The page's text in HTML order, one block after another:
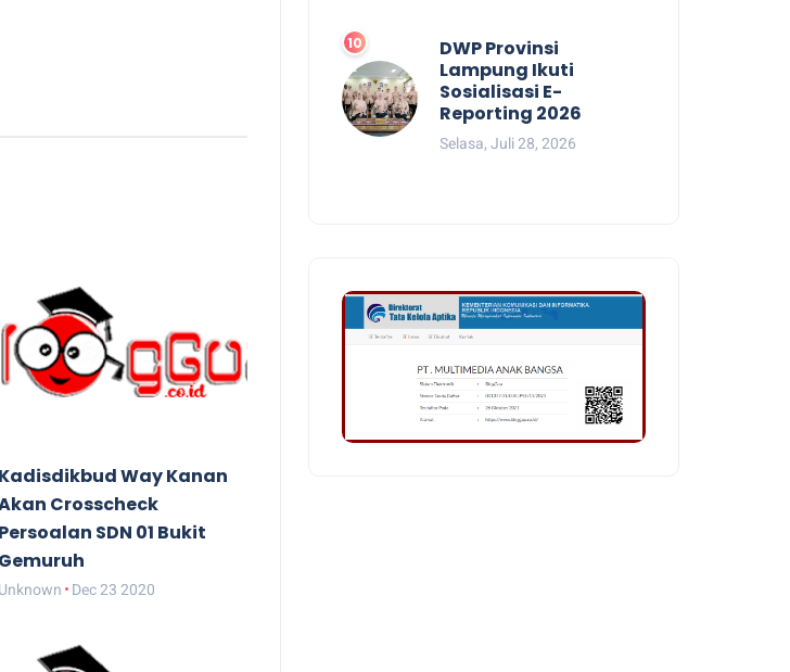
Kadisdikbud Way Kanan
Crosscheck
Persoalan SDN 01 Bukit
Gemuruh
Unknown Dec 23 2020
DWP Provinsi
Lampung Ikuti
Sosialisasi E-
Reporting 2026
Selasa, Juli 28, 2026